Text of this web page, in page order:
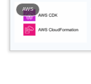
AWS